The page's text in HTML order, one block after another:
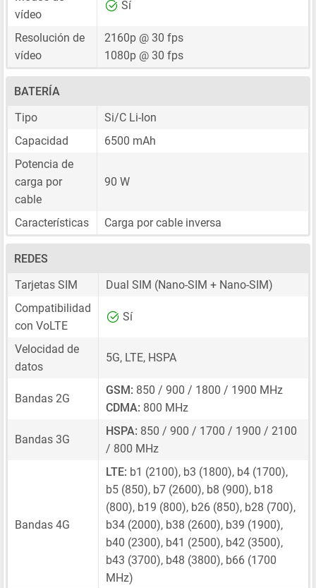
vídeo
Sí
Resolución de
vídeo
2160p @ 30 fps
1080p @ 30 fps
BATERÍA
Tipo
Si/C Li-Ion
Capacidad
6500 mAh
Potencia de
carga por
cable
90 W
Características Carga por cable inversa
REDES
Tarjetas SIM
Dual SIM (Nano-SIM + Nano-SIM)
Compatibilidad
con VoLTE
Sí
Velocidad de
datos
5G, LTE, HSPA
Bandas 2G
GSM: 850 / 900 / 1800 / 1900 MHz
CDMA: 800 MHz
Bandas 3G
HSPA: 850 / 900 / 1700 / 1900 / 2100
/ 800 MHz
Bandas 4G
LTE: b1 (2100), b3 (1800), b4 (1700),
b5 (850), b7 (2600), b8 (900), b18
(800), b19 (800), b26 (850), b28 (700),
b34 (2000), b38 (2600), b39 (1900),
b40 (2300), b41 (2500), b42 (3500),
b43 (3700), b48 (3800), b66 (1700
MHz)